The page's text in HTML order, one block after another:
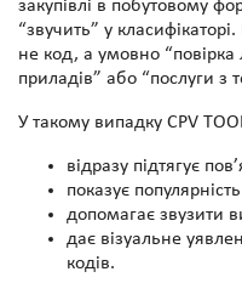
закупівлі в побутовому
“звучить” у
не код, а умовно “повірка
приладів” або “послуги з
У такому випадку CPV
відразу підтягує
показує
допомагає звузити
дає візуальне
кодів.